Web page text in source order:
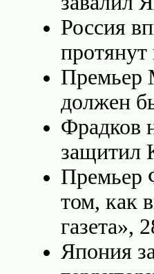
Россия
Премьер
должен
Фрадков
защитил
Премьер
том, как
газета»,
Япония